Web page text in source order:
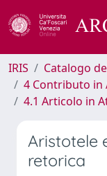
IRIS
Catalogo
4 Contributo in
4.1 Articolo in
Aristotele
retorica